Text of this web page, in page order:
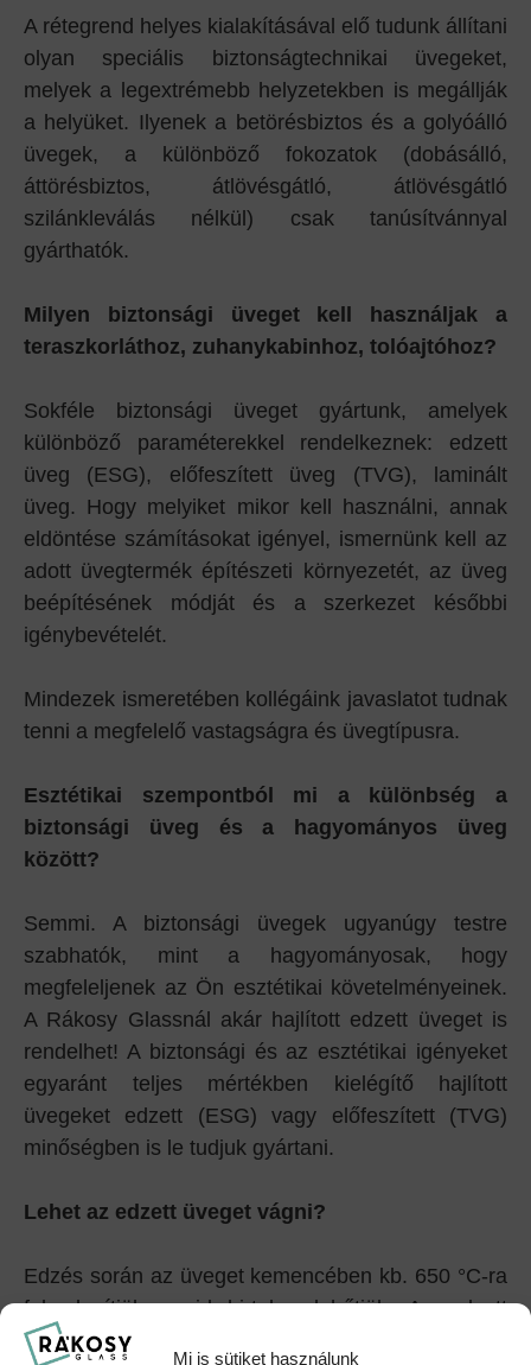
Mi is sütiket használunk
A rétegrend helyes kialakításával elő tudunk állítani
olyan speciális biztonságtechnikai üvegeket,
melyek a legextrémebb helyzetekben is megállják
a helyüket. Ilyenek a betörésbiztos és a golyóálló
üvegek, a különböző fokozatok (dobásálló,
áttörésbiztos, átlövésgátló, átlövésgátló
szilánkleválás nélkül) csak tanúsítvánnyal
gyárthatók.
Milyen biztonsági üveget kell használjak a
teraszkorláthoz, zuhanykabinhoz, tolóajtóhoz?
Sokféle biztonsági üveget gyártunk, amelyek
különböző paraméterekkel rendelkeznek: edzett
üveg (ESG), előfeszített üveg (TVG), laminált
üveg. Hogy melyiket mikor kell használni, annak
eldöntése számításokat igényel, ismernünk kell az
adott üvegtermék építészeti környezetét, az üveg
beépítésének módját és a szerkezet későbbi
igénybevételét.
Mindezek ismeretében kollégáink javaslatot tudnak
tenni a megfelelő vastagságra és üvegtípusra.
Esztétikai szempontból mi a különbség a
biztonsági üveg és a hagyományos üveg
között?
Semmi. A biztonsági üvegek ugyanúgy testre
szabhatók, mint a hagyományosak, hogy
megfeleljenek az Ön esztétikai követelményeinek.
A Rákosy Glassnál akár hajlított edzett üveget is
rendelhet! A biztonsági és az esztétikai igényeket
egyaránt teljes mértékben kielégítő hajlított
üvegeket edzett (ESG) vagy előfeszített (TVG)
minőségben is le tudjuk gyártani.
Lehet az edzett üveget vágni?
Edzés során az üveget kemencében kb. 650 °C-ra
felmelegítjük, majd hirtelen lehűtjük. Az edzett
üveg nem vágható, még gyémántpengével sem.